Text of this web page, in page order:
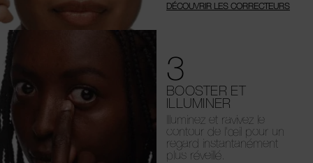
DÉCOUVRIR LES CORRECTEURS
3
BOOSTER ET
ILLUMINER
Illuminez et ravivez le
contour de l’œil pour un
regard instantanément
plus réveillé.